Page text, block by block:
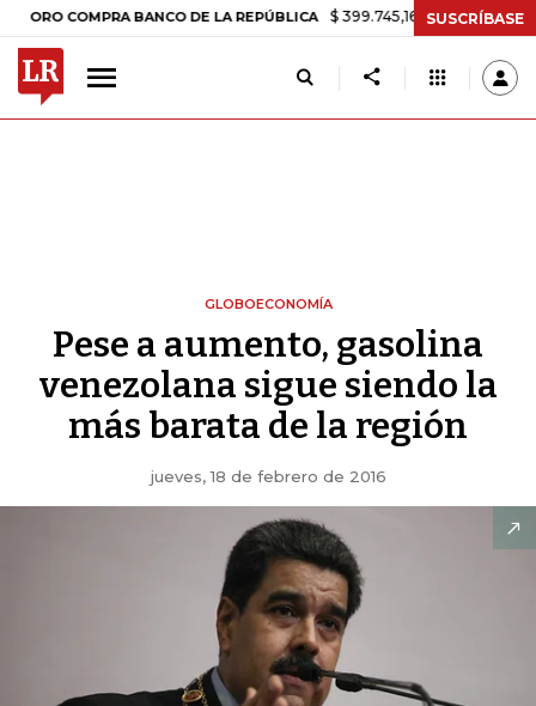
COMPRA BANCO DE LA REPÚBLICA $ 399.745,16 +$ 2.295,71 +0,58%
SUSCRÍBASE
GLOBOECONOMÍA
Pese a aumento, gasolina
venezolana sigue siendo la
más barata de la región
jueves, 18 de febrero de 2016